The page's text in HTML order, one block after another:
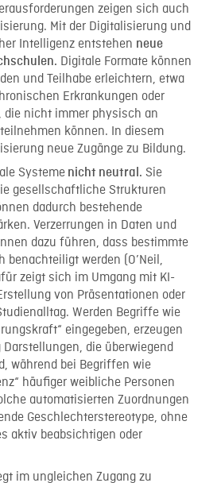
zeigen sich auch
Mit der Digitalisierung und
Intelligenz entstehen neue
Digitale Formate können
und Teilhabe erleichtern, etwa
Erkrankungen oder
die nicht immer physisch an
können. In diesem
neue Zugänge zu Bildung.
Systeme nicht neutral. Sie
gesellschaftliche Strukturen
dadurch bestehende
Verzerrungen in Daten und
dazu führen, dass bestimmte
benachteiligt werden (O’Neil,
zeigt sich im Umgang mit KI-
von Präsentationen oder
Werden Begriffe wie
eingegeben, erzeugen
die überwiegend
während bei Begriffen wie
häufiger weibliche Personen
automatisierten Zuordnungen
Geschlechterstereotype, ohne
aktiv beabsichtigen oder
im ungleichen Zugang zu